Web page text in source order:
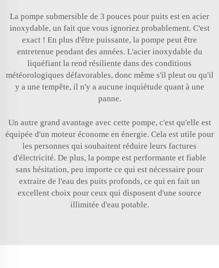
La pompe submersible de 3 pouces pour puits est en acier
inoxydable, un fait que vous ignoriez probablement. C'est
exact ! En plus d'être puissante, la pompe peut être
entretenue pendant des années. L'acier inoxydable du
liquéfiant la rend résiliente dans des conditions
météorologiques défavorables, donc même s'il pleut ou qu'il
y a une tempête, il n'y a aucune inquiétude quant à une
panne.
Un autre grand avantage avec cette pompe, c'est qu'elle est
équipée d'un moteur économe en énergie. Cela est utile pour
les personnes qui souhaitent réduire leurs factures
d'électricité. De plus, la pompe est performante et fiable
sans hésitation, peu importe ce qui est nécessaire pour
extraire de l'eau des puits profonds, ce qui en fait un
excellent choix pour ceux qui disposent d'une source
illimitée d'eau potable.